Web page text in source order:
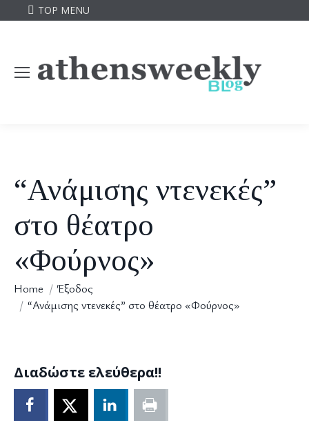
TOP MENU
“Ανάμισης ντενεκές”
στο θέατρο
«Φούρνος»
You are here:
Home
Έξοδος
“Ανάμισης ντενεκές” στο θέατρο «Φούρνος»
Διαδώστε ελεύθερα!!